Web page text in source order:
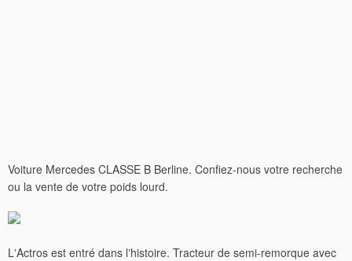
Voiture Mercedes CLASSE B Berline. Confiez-nous votre recherche
ou la vente de votre poids lourd.
LʼActros est entré dans lʼhistoire. Tracteur de semi-remorque avec